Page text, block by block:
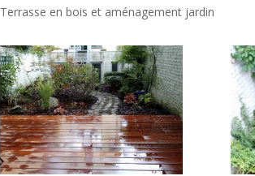
Terrasse en bois et aménagement jardin